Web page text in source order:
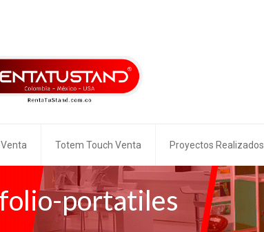
Totem Touch Venta Proyectos Realizados
portatiles